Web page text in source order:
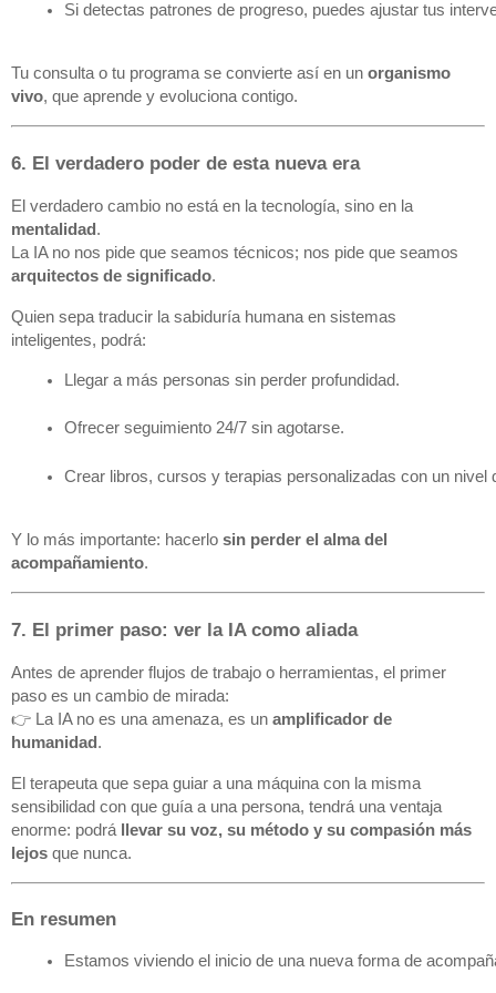
Si detectas patrones de progreso, puedes ajustar tus
Tu consulta o tu programa se convierte así en un organismo
vivo, que aprende y evoluciona contigo.
6. El verdadero poder de esta nueva era
El verdadero cambio no está en la tecnología, sino en la
mentalidad .
La IA no nos pide que seamos técnicos; nos pide que seamos
arquitectos de significado.
Quien sepa traducir la sabiduría humana en sistemas
inteligentes, podrá:
Llegar a más personas sin perder profundidad.
Ofrecer seguimiento 24/7 sin agotarse.
Crear libros, cursos y terapias personalizadas con un
Y lo más importante: hacerlo sin perder el alma del
acompañamiento.
7. El primer paso: ver la IA como aliada
Antes de aprender flujos de trabajo o herramientas, el primer
paso es un cambio de mirada:
👉 La IA no es una amenaza, es un amplificador de
humanidad .
El terapeuta que sepa guiar a una máquina con la misma
sensibilidad con que guía a una persona, tendrá una ventaja
enorme: podrá
llevar su voz, su método y su compasión más
lejos que nunca.
En resumen
Estamos viviendo el inicio de una nueva forma de